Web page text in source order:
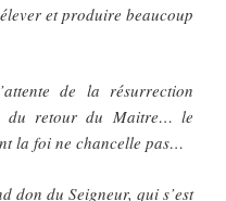
et produire beaucoup
de la résurrection
du retour du Maitre… le
la foi ne chancelle pas…
don du Seigneur, qui s’est